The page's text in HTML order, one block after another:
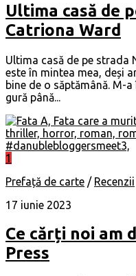
Ultima casă de
Catriona Ward
Ultima casă de pe strada
este în mintea mea, deși
bine de o săptămână. M-
gură până...
1
Prefață de carte / Recenzii
17 iunie 2023
Ce cărți noi am
Press